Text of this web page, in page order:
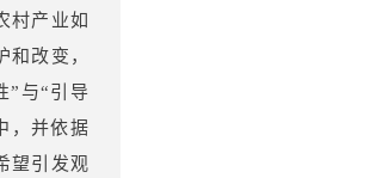
村产业如
改变，
”与“引导
，并依据
望引发观